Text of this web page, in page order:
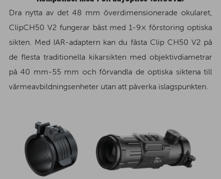
Dra nytta av det 48 mm överdimensionerade okularet,
ClipCH50 V2 fungerar bäst med 1-9× förstoring optiska
sikten. Med IAR-adaptern kan du fästa Clip CH50 V2 på
de flesta traditionella kikarsikten med objektivdiametrar
på 40 mm-55 mm och förvandla de optiska siktena till
värmeavbildningsenheter utan att påverka islagspunkten.